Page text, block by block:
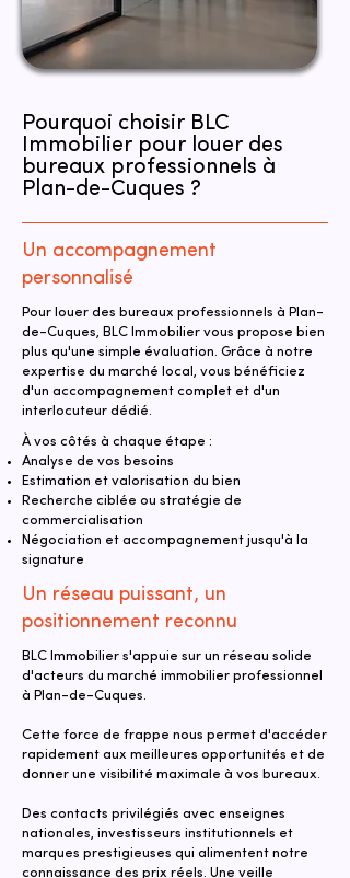
Pourquoi choisir BLC
Immobilier pour louer des
bureaux professionnels à
Plan-de-Cuques ?
Un accompagnement
personnalisé
Pour louer des bureaux professionnels à Plan-
de-Cuques, BLC Immobilier vous propose bien
plus qu'une simple évaluation. Grâce à notre
expertise du marché local, vous bénéficiez
d'un accompagnement complet et d'un
interlocuteur dédié.
À vos côtés à chaque étape :
Analyse de vos besoins
Estimation et valorisation du bien
Recherche ciblée ou stratégie de
commercialisation
Négociation et accompagnement jusqu'à la
signature
Un réseau puissant, un
positionnement reconnu
BLC Immobilier s'appuie sur un réseau solide
d'acteurs du marché immobilier professionnel
à Plan-de-Cuques.
Cette force de frappe nous permet d'accéder
rapidement aux meilleures opportunités et de
donner une visibilité maximale à vos bureaux.
Des contacts privilégiés avec enseignes
nationales, investisseurs institutionnels et
marques prestigieuses qui alimentent notre
connaissance des prix réels. Une veille